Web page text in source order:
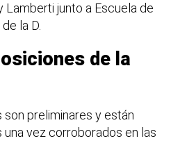
Lamberti junto a Escuela de
la D.
de la
preliminares y están
vez corroborados en las